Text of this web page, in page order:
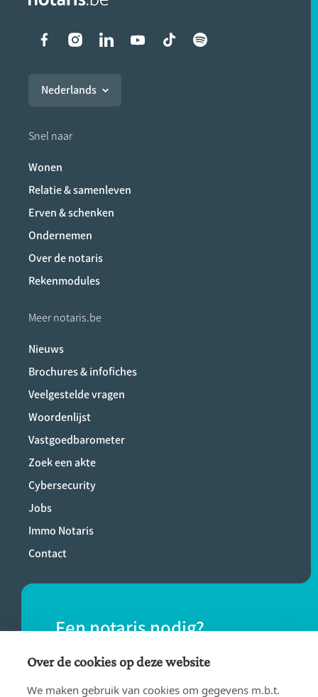
Liens vers les réseaux
Nederlands
Snel naar
Wonen
Relatie & samenleven
Erven & schenken
Ondernemen
Over de notaris
Rekenmodules
Meer notaris.be
Nieuws
Brochures & infofiches
Veelgestelde vragen
Woordenlijst
Vastgoedbarometer
Zoek een akte
Cybersecurity
Jobs
Immo Notaris
Contact
Een notaris nodig?
Vind eenvoudig een notaris bij jou in de
buurt.
Over de cookies op deze website
We maken gebruik van cookies om gegevens m.b.t.